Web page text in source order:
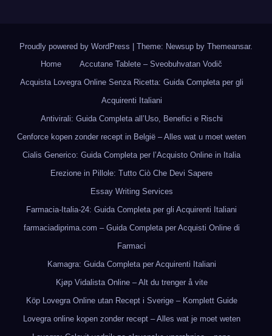
Proudly powered by WordPress Theme: Newsup by Themeansar.
Home
Accutane Tablete – Sveobuhvatan Vodič
Acquista Lovegra Online Senza Ricetta: Guida Completa per gli
Acquirenti Italiani
Antivirali: Guida Completa all’Uso, Benefici e Rischi
Cenforce kopen zonder recept in België – Alles wat u moet weten
Cialis Generico: Guida Completa per l’Acquisto Online in Italia
Erezione in Pillole: Tutto Ciò Che Devi Sapere
Essay Writing Services
Farmacia-Italia-24: Guida Completa per gli Acquirenti Italiani
farmaciadiprima.com – Guida Completa per Acquisti Online di
Farmaci
Kamagra: Guida Completa per Acquirenti Italiani
Kjøp Vidalista Online – Alt du trenger å vite
Köp Lovegra Online utan Recept i Sverige – Komplett Guide
Lovegra online kopen zonder recept – Alles wat je moet weten